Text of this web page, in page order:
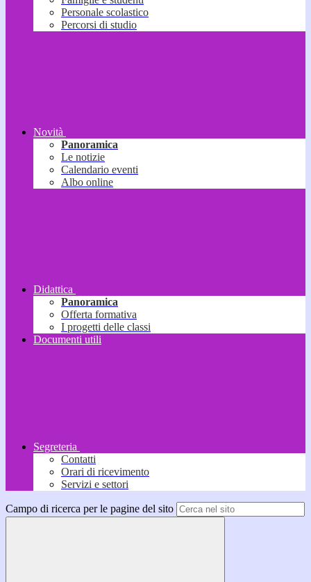
Personale scolastico
Percorsi di studio
Novità
Panoramica
Le notizie
Calendario eventi
Albo online
Didattica
Panoramica
Offerta formativa
I progetti delle classi
Documenti utili
Segreteria
Contatti
Orari di ricevimento
Servizi e settori
Campo di ricerca per le pagine del sito